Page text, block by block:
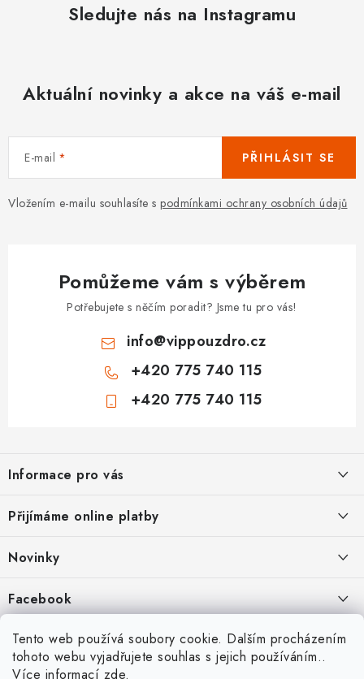
Tento web používá soubory cookie. Dalším procházením
tohoto webu vyjadřujete souhlas s jejich používáním..
Více informací zde.
Sledujte nás na Instagramu
Aktuální novinky a akce na váš e-mail
E-mail
Vložením e-mailu souhlasíte s podmínkami ochrany osobních údajů
PŘIHLÁSIT SE
Pomůžeme vám s výběrem
Potřebujete s něčím poradit? Jsme tu pro vás!
info@vippouzdro.cz
+420 775 740 115
+420 775 740 115
p
a
Informace pro vás
Jak nakupovat
Ochrana osobních údajů
Hodnocení obchodu
Doprava a platba
Vrácení zboží a reklamace
Přijímáme online platby
Novinky
Kryty, pouzdra, obaly na mobil Apple iPhone.
11.9.2022
Nová skla pro vaši ochranu
22.8.2020
Facebook
Heureka Recenze obchodu